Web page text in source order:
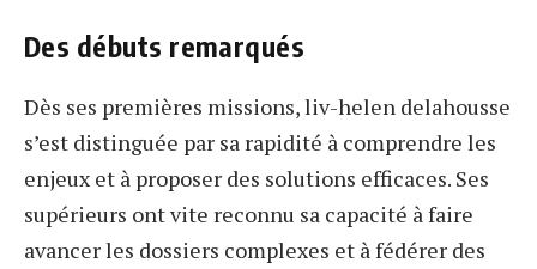
Des débuts remarqués
Dès ses premières missions, liv-helen delahousse
s’est distinguée par sa rapidité à comprendre les
enjeux et à proposer des solutions efficaces. Ses
supérieurs ont vite reconnu sa capacité à faire
avancer les dossiers complexes et à fédérer des